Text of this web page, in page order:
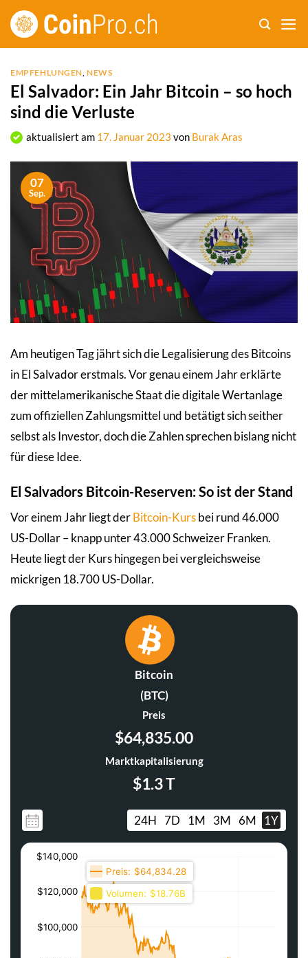
Zum
Inhalt
EMPFEHLUNGEN,NEWS
El Salvador: Ein Jahr Bitcoin – so hoch
sind die Verluste
aktualisiert am 17. Januar 2023 von Burak Aras
07
Sep.
Am heutigen Tag jährt sich die Legalisierung des Bitcoins
in El Salvador erstmals. Vor genau einem Jahr erklärte
der mittelamerikanische Staat die digitale Wertanlage
zum offiziellen Zahlungsmittel und betätigt sich seither
selbst als Investor, doch die Zahlen sprechen bislang nicht
für diese Idee.
El Salvadors Bitcoin-Reserven: So ist der Stand
Vor einem Jahr liegt derBitcoin-Kursbei rund 46.000
US-Dollar – knapp unter 43.000 Schweizer Franken.
Heute liegt der Kurs hingegen bei vergleichsweise
mickrigen 18.700 US-Dollar.
Bitcoin
(BTC)
Preis
$64,835.00
Marktkapitalisierung
$1.3 T
24H 7D 1M 3M 6M 1Y